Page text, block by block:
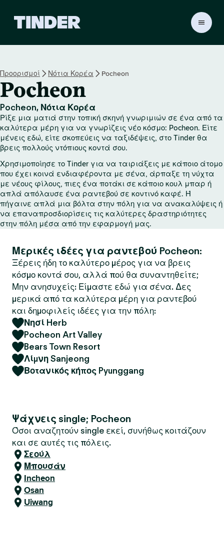
ή
σ
ε
λ
ί
δ
α
T
n
d
e
r
Προορισμοί Νότια Κορέα Pocheon
Pocheon
Pocheon, Νότια Κορέα
Ρίξε μια ματιά στην τοπική σκηνή γνωριμιών σε ένα από τα
καλύτερα μέρη για να γνωρίζεις νέο κόσμο: Pocheon. Είτε
μένεις εδώ, είτε σκοπεύεις να ταξιδέψεις, στο Tinder θα
βρεις πολλούς ντόπιους κοντά σου.
Χρησιμοποίησε το Tinder για να ταιριάξεις με κάποιο άτομο
που έχει κοινά ενδιαφέροντα με σένα, άρπαξε τη νύχτα
με νέους φίλους, πιες ένα ποτάκι σε κάποιο κουλ μπαρ ή
απλά απόλαυσε ένα ραντεβού σε κοντινό καφέ. Ή
πήγαινε απλά μια βόλτα στην πόλη για να ανακαλύψεις ή
να επαναπροσδιορίσεις τις καλύτερες δραστηριότητες
στην πόλη μέσα από την εφαρμογή μας.
Μερικές ιδέες για ραντεβού Pocheon:
Ξέρεις ήδη το καλύτερο μέρος για να βρεις
κόσμο κοντά σου, αλλά πού θα συναντηθείτε;
Μην ανησυχείς: Είμαστε εδώ για σένα. Δες
μερικά από τα καλύτερα μέρη για ραντεβού
και δημοφιλείς ιδέες για την πόλη:
Νησί Herb
Pocheon Art Valley
Bears Town Resort
Λίμνη Sanjeong
Βοτανικός κήπος Pyunggang
Ψάχνεις single; Pocheon
Όσοι αναζητούν single εκεί, συνήθως κοιτάζουν
και σε αυτές τις πόλεις.
Σεούλ
Μπουσάν
Incheon
Osan
Uiwang